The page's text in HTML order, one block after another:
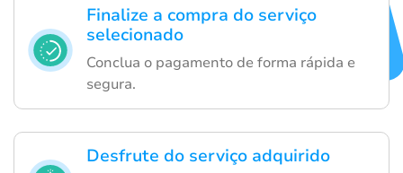
Finalize a compra do serviço
selecionado
Conclua o pagamento de forma rápida e
segura.
Desfrute do serviço adquirido